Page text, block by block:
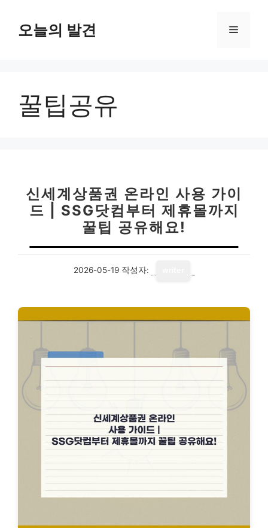
오늘의 발견 메
꿀팁공유
신세계상품권 온라인 사용 가이
드 | SSG닷컴부터 제휴몰까지
꿀팁 공유해요!
2026-05-19 작성자: